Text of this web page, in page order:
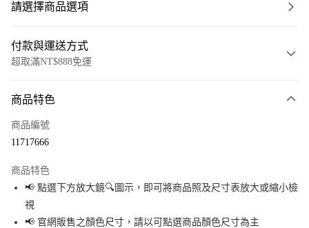
請選擇商品選項
付款與運送方式
超取滿NT$888免運
信用卡一次付款
Apple Pay
街口支付
商品特色
商品編號
11717666
商品特色
📢 點選下方放大鏡🔍圖示，即可將商品照及尺寸表放大或縮小檢
視
📢 官網販售之顏色尺寸，請以可點選商品顏色尺寸為主